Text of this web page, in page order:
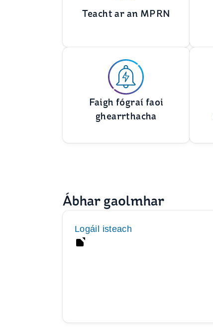
Teacht ar an MPRN
Faigh fógraí faoi
ghearrthacha
Ábhar gaolmhar
Logáil isteach